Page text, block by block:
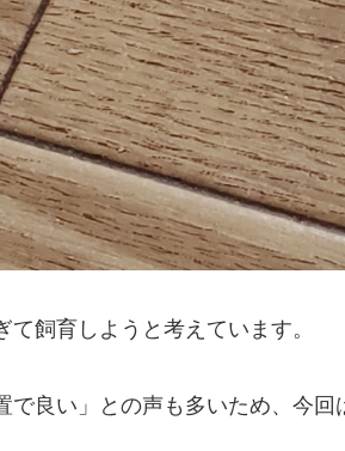
飼育しようと考えています。
良い」との声も多いため、今回